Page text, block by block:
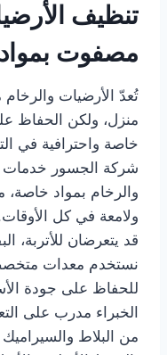
تنظيف
مصفوت
تُعدّ الأرضيات
منزل، ولكن الحفاظ
خاصة واحترافية في
شركة الجسور خدمات
والرخام بمواد
ولامعة في كل
قد يتعرضان للأتربة،
نستخدم معدات
للحفاظ على جودة
الخبراء مدرب على
من البلاط